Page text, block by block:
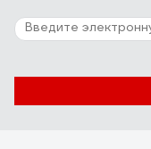
85
Отзыв о Eleanti с
Наталья В.